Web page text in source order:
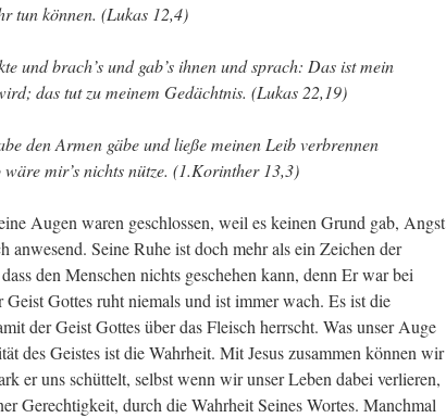
tun können. (Lukas 12,4)
und brach’s und gab’s ihnen und sprach: Das ist mein
das tut zu meinem Gedächtnis. (Lukas 22,19)
den Armen gäbe und ließe meinen Leib verbrennen
mir’s nichts nütze. (1.Korinther 13,3)
Augen waren geschlossen, weil es keinen Grund gab, Angst
anwesend. Seine Ruhe ist doch mehr als ein Zeichen der
den Menschen nichts geschehen kann, denn Er war bei
Gottes ruht niemals und ist immer wach. Es ist die
der Geist Gottes über das Fleisch herrscht. Was unser Auge
des Geistes ist die Wahrheit. Mit Jesus zusammen können wir
er uns schüttelt, selbst wenn wir unser Leben dabei verlieren,
Gerechtigkeit, durch die Wahrheit Seines Wortes. Manchmal